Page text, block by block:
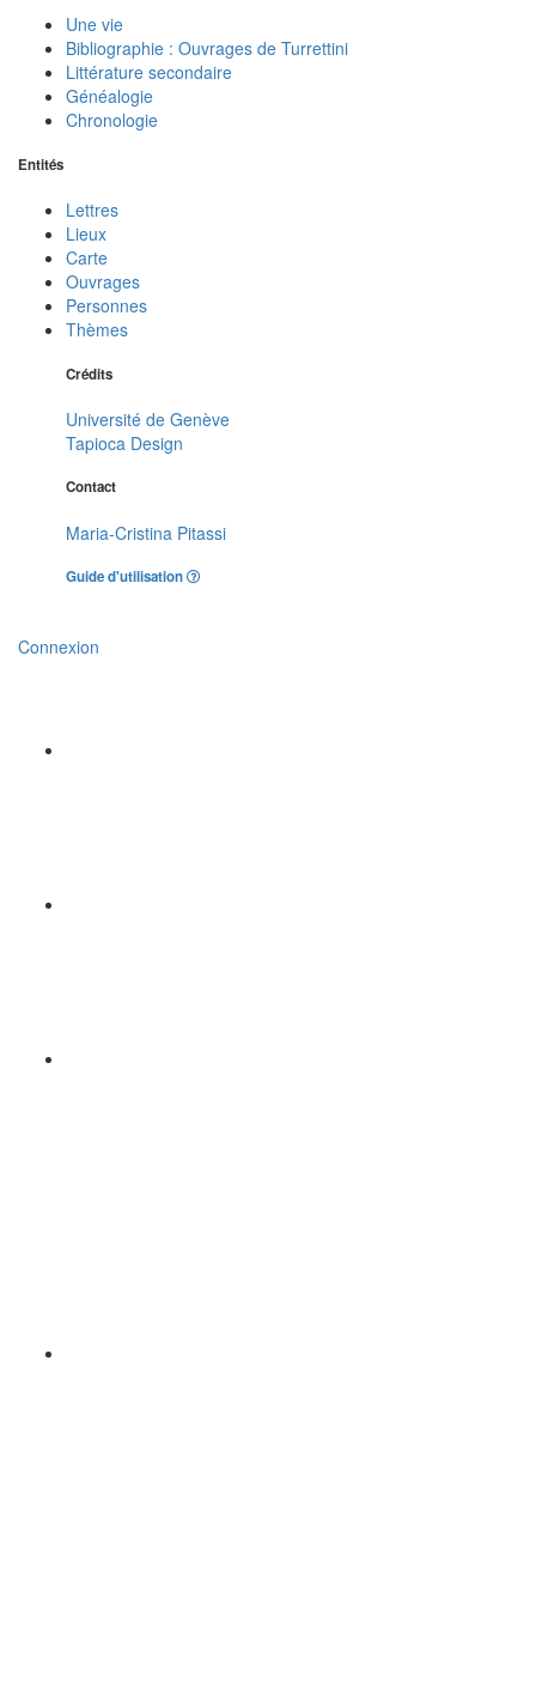
Une vie
Bibliographie : Ouvrages de Turrettini
Littérature secondaire
Généalogie
Chronologie
Entités
Lettres
Lieux
Carte
Ouvrages
Personnes
Thèmes
Crédits
Université de Genève
Tapioca Design
Contact
Maria-Cristina Pitassi
Guide d'utilisation
Connexion